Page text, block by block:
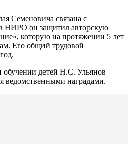
Семеновича связана с
НИРО он защитил авторскую
которую на протяжении 5 лет
Его общий трудовой
обучении детей Н.С. Ульянов
ведомственными наградами.